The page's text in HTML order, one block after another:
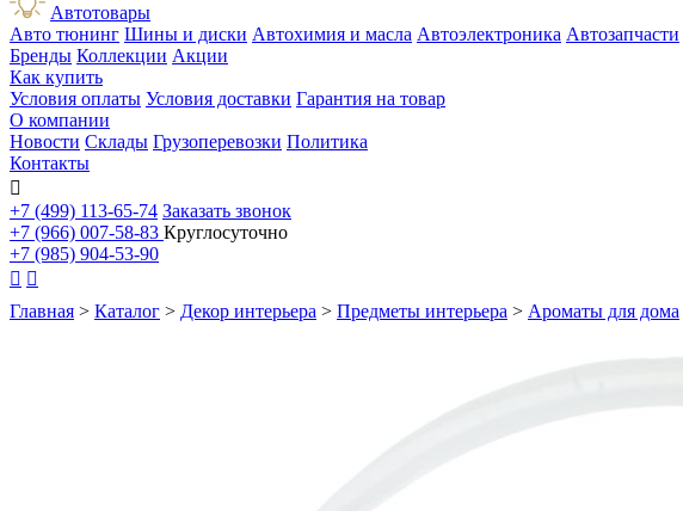
Автотовары
Авто тюнинг Шины и диски Автохимия и масла Автоэлектроника Автозапчасти
Бренды Коллекции Акции
Как купить
Условия оплаты Условия доставки Гарантия на товар
О компании
Новости Склады Грузоперевозки Политика
Контакты

+7 (499) 113-65-74 Заказать звонок
+7 (966) 007-58-83 Круглосуточно
+7 (985) 904-53-90
 
Главная > Каталог > Декор интерьера > Предметы интерьера > Ароматы для дома